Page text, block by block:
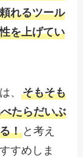
れるツール
を上げてい
、そもそも
たらだいぶ
！ と考え
すめしま